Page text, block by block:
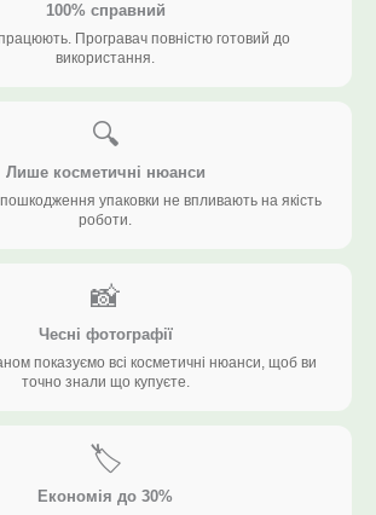
100% справний
працюють. Програвач повністю готовий до
використання.
🔍
Лише косметичні нюанси
упаковки не впливають на якість
роботи.
📸
Чесні фотографії
показуємо всі косметичні нюанси, щоб ви
точно знали що купуєте.
🏷️
Економія до 30%